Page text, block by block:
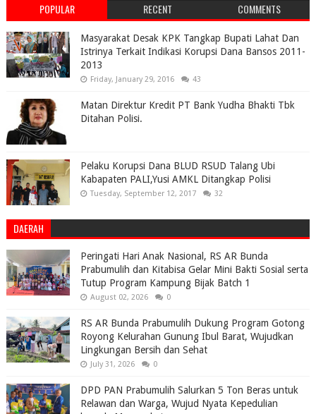
POPULAR RECENT COMMENTS
Masyarakat Desak KPK Tangkap Bupati Lahat Dan
Istrinya Terkait Indikasi Korupsi Dana Bansos 2011-
2013
Friday, January 29, 2016 43
Matan Direktur Kredit PT Bank Yudha Bhakti Tbk
Ditahan Polisi.
Pelaku Korupsi Dana BLUD RSUD Talang Ubi
Kabapaten PALI,Yusi AMKL Ditangkap Polisi
Tuesday, September 12, 2017 32
DAERAH
Peringati Hari Anak Nasional, RS AR Bunda
Prabumulih dan Kitabisa Gelar Mini Bakti Sosial serta
Tutup Program Kampung Bijak Batch 1
August 02, 2026 0
RS AR Bunda Prabumulih Dukung Program Gotong
Royong Kelurahan Gunung Ibul Barat, Wujudkan
Lingkungan Bersih dan Sehat
July 31, 2026 0
DPD PAN Prabumulih Salurkan 5 Ton Beras untuk
Relawan dan Warga, Wujud Nyata Kepedulian